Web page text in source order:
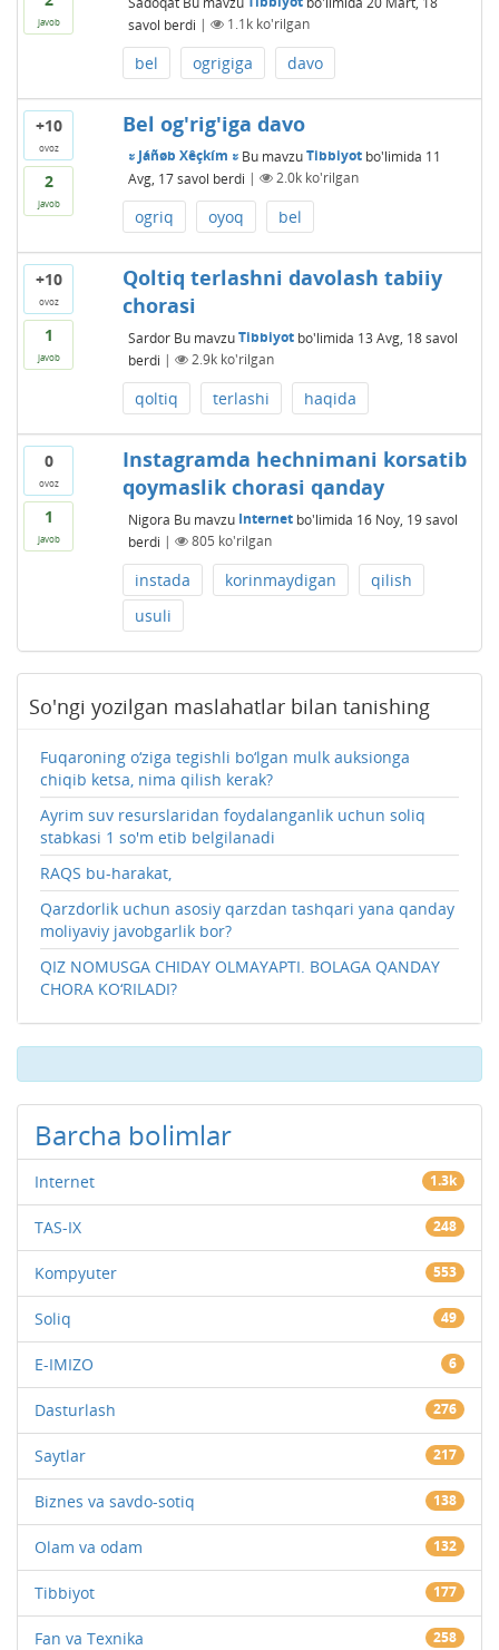
javob
savol berdi | 1.1kko'rilgan
bel ogrigiga davo
+10
ovoz
2
javob
Bel og'rig'iga davo
ะ Jáñøb Xêçkím ะ Bu mavzuTibbiyotbo'limida 11
Avg, 17 savol berdi | 2.0kko'rilgan
ogriq oyoq bel
+10
ovoz
1
javob
Qoltiq terlashni davolash tabiiy
chorasi
Sardor Bu mavzuTibbiyotbo'limida 13 Avg, 18 savol
berdi | 2.9kko'rilgan
qoltiq terlashi haqida
0
ovoz
1
javob
Instagramda hechnimani korsatib
qoymaslik chorasi qanday
Nigora Bu mavzu Internetbo'limida 16 Noy, 19 savol
berdi | 805 ko'rilgan
instada korinmaydigan
qilish
usuli
So'ngi yozilgan maslahatlar bilan tanishing
Fuqaroning o‘ziga tegishli bo‘lgan mulk auksionga
chiqib ketsa, nima qilish kerak?
Ayrim suv resurslaridan foydalanganlik uchun soliq
stabkasi 1 so'm etib belgilanadi
RAQS bu-harakat,
Qarzdorlik uchun asosiy qarzdan tashqari yana qanday
moliyaviy javobgarlik bor?
QIZ NOMUSGA CHIDAY OLMAYAPTI. BOLAGA QANDAY
CHORA KO‘RILADI?
Barcha bolimlar
Internet 1.3k
TAS-IX 248
Kompyuter 553
Soliq 49
E-IMIZO 6
Dasturlash 276
Saytlar 217
Biznes va savdo-sotiq 138
Olam va odam 132
Tibbiyot 177
Fan va Texnika 258